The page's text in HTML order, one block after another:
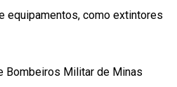
equipamentos, como extintores
Bombeiros Militar de Minas